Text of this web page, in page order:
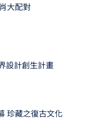
大配對
設計創生計畫
珍藏之復古文化